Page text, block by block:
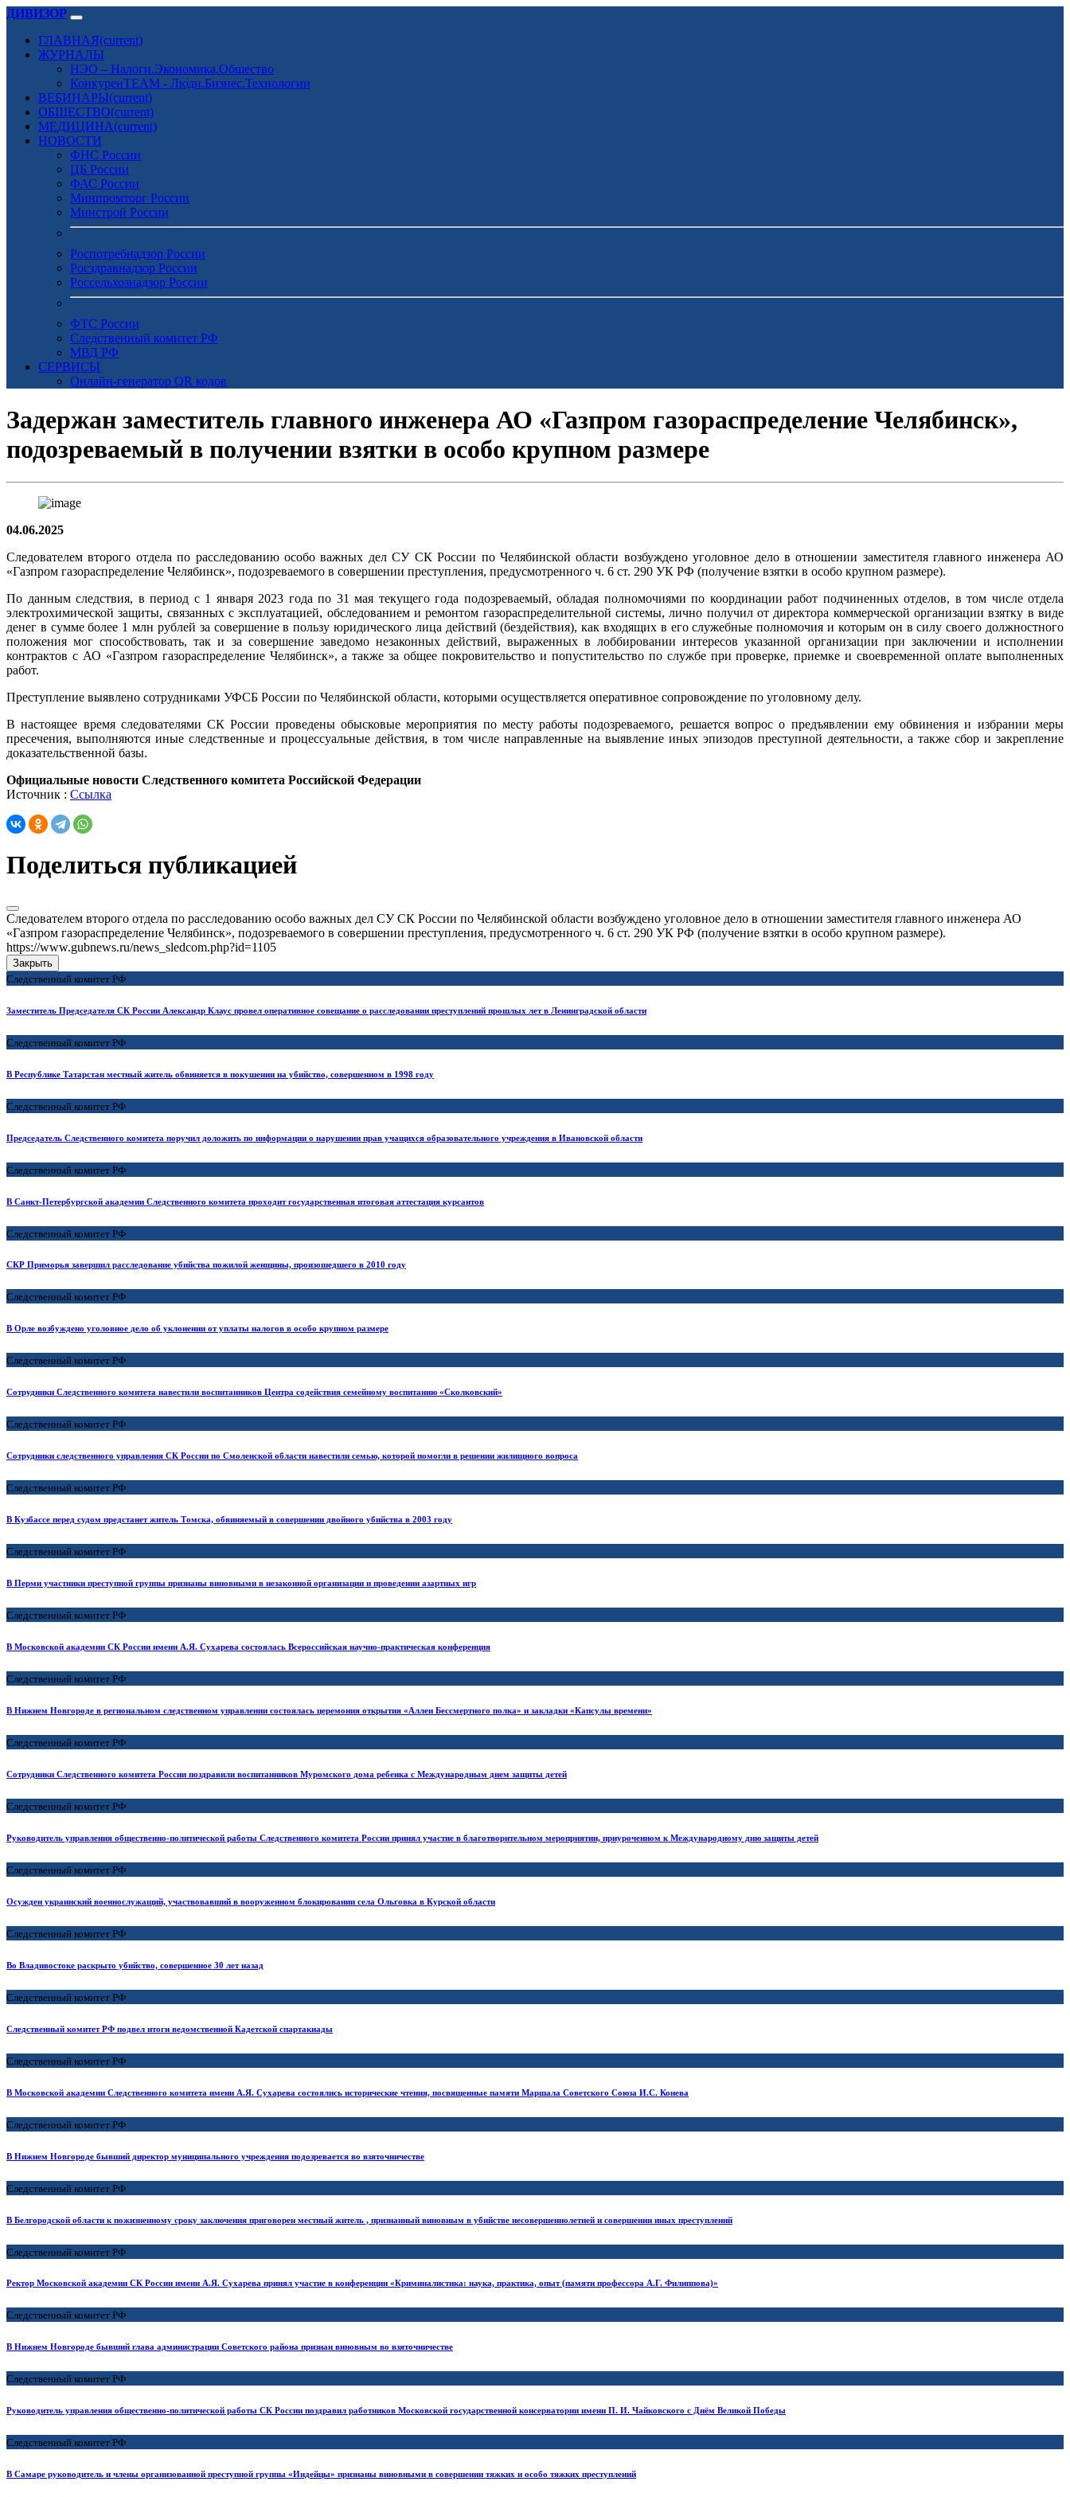
ДИВИЗОР
ГЛАВНАЯ(current)
ЖУРНАЛЫ
НЭО – Налоги.Экономика.Общество
КонкуренTEAM - Люди.Бизнес.Технологии
ВЕБИНАРЫ(current)
ОБЩЕСТВО(current)
МЕДИЦИНА(current)
НОВОСТИ
ФНС России
ЦБ России
ФАС России
Минпромторг России
Минстрой России
Роспотребнадзор России
Росздравнадзор России
Россельхознадзор России
ФТС России
Следственный комитет РФ
МВД РФ
СЕРВИСЫ
Онлайн-генератор QR кодов
Задержан заместитель главного инженера АО «Газпром газораспределение Челябинск»,
подозреваемый в получении взятки в особо крупном размере
04.06.2025
Следователем второго отдела по расследованию особо важных дел СУ СК России по Челябинской области возбуждено уголовное дело в отношении заместителя главного инженера АО
«Газпром газораспределение Челябинск», подозреваемого в совершении преступления, предусмотренного ч. 6 ст. 290 УК РФ (получение взятки в особо крупном размере).
По данным следствия, в период с 1 января 2023 года по 31 мая текущего года подозреваемый, обладая полномочиями по координации работ подчиненных отделов, в том числе отдела
электрохимической защиты, связанных с эксплуатацией, обследованием и ремонтом газораспределительной системы, лично получил от директора коммерческой организации взятку в виде
денег в сумме более 1 млн рублей за совершение в пользу юридического лица действий (бездействия), как входящих в его служебные полномочия и которым он в силу своего должностного
положения мог способствовать, так и за совершение заведомо незаконных действий, выраженных в лоббировании интересов указанной организации при заключении и исполнении
контрактов с АО «Газпром газораспределение Челябинск», а также за общее покровительство и попустительство по службе при проверке, приемке и своевременной оплате выполненных
работ.
Преступление выявлено сотрудниками УФСБ России по Челябинской области, которыми осуществляется оперативное сопровождение по уголовному делу.
В настоящее время следователями СК России проведены обысковые мероприятия по месту работы подозреваемого, решается вопрос о предъявлении ему обвинения и избрании меры
пресечения, выполняются иные следственные и процессуальные действия, в том числе направленные на выявление иных эпизодов преступной деятельности, а также сбор и закрепление
доказательственной базы.
Официальные новости Следственного комитета Российской Федерации
Источник : Ссылка
Поделиться публикацией
Следователем второго отдела по расследованию особо важных дел СУ СК России по Челябинской области возбуждено уголовное дело в отношении заместителя главного инженера АО
«Газпром газораспределение Челябинск», подозреваемого в совершении преступления, предусмотренного ч. 6 ст. 290 УК РФ (получение взятки в особо крупном размере).
https://www.gubnews.ru/news_sledcom.php?id=1105
Закрыть
Следственный комитет РФ
Заместитель Председателя СК России Александр Клаус провел оперативное совещание о расследовании преступлений прошлых лет в Ленинградской области
Следственный комитет РФ
В Республике Татарстан местный житель обвиняется в покушении на убийство, совершенном в 1998 году
Следственный комитет РФ
Председатель Следственного комитета поручил доложить по информации о нарушении прав учащихся образовательного учреждения в Ивановской области
Следственный комитет РФ
В Санкт-Петербургской академии Следственного комитета проходит государственная итоговая аттестация курсантов
Следственный комитет РФ
СКР Приморья завершил расследование убийства пожилой женщины, произошедшего в 2010 году
Следственный комитет РФ
В Орле возбуждено уголовное дело об уклонении от уплаты налогов в особо крупном размере
Следственный комитет РФ
Сотрудники Следственного комитета навестили воспитанников Центра содействия семейному воспитанию «Сколковский»
Следственный комитет РФ
Сотрудники следственного управления СК России по Смоленской области навестили семью, которой помогли в решении жилищного вопроса
Следственный комитет РФ
В Кузбассе перед судом предстанет житель Томска, обвиняемый в совершении двойного убийства в 2003 году
Следственный комитет РФ
В Перми участники преступной группы признаны виновными в незаконной организации и проведении азартных игр
Следственный комитет РФ
В Московской академии СК России имени А.Я. Сухарева состоялась Всероссийская научно-практическая конференция
Следственный комитет РФ
В Нижнем Новгороде в региональном следственном управлении состоялась церемония открытия «Аллеи Бессмертного полка» и закладки «Капсулы времени»
Следственный комитет РФ
Сотрудники Следственного комитета России поздравили воспитанников Муромского дома ребенка с Международным днем защиты детей
Следственный комитет РФ
Руководитель управления общественно-политической работы Следственного комитета России принял участие в благотворительном мероприятии, приуроченном к Международному дню защиты детей
Следственный комитет РФ
Осужден украинский военнослужащий, участвовавший в вооруженном блокировании села Ольговка в Курской области
Следственный комитет РФ
Во Владивостоке раскрыто убийство, совершенное 30 лет назад
Следственный комитет РФ
Следственный комитет РФ подвел итоги ведомственной Кадетской спартакиады
Следственный комитет РФ
В Московской академии Следственного комитета имени А.Я. Сухарева состоялись исторические чтения, посвященные памяти Маршала Советского Союза И.С. Конева
Следственный комитет РФ
В Нижнем Новгороде бывший директор муниципального учреждения подозревается во взяточничестве
Следственный комитет РФ
В Белгородской области к пожизненному сроку заключения приговорен местный житель , признанный виновным в убийстве несовершеннолетней и совершении иных преступлений
Следственный комитет РФ
Ректор Московской академии СК России имени А.Я. Сухарева принял участие в конференции «Криминалистика: наука, практика, опыт (памяти профессора А.Г. Филиппова)»
Следственный комитет РФ
В Нижнем Новгороде бывший глава администрации Советского района признан виновным во взяточничестве
Следственный комитет РФ
Руководитель управления общественно-политической работы СК России поздравил работников Московской государственной консерватории имени П. И. Чайковского с Днём Великой Победы
Следственный комитет РФ
В Самаре руководитель и члены организованной преступной группы «Индейцы» признаны виновными в совершении тяжких и особо тяжких преступлений